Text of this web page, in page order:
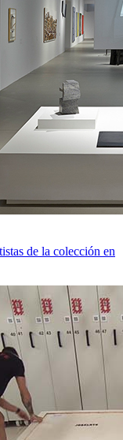
de la colección en